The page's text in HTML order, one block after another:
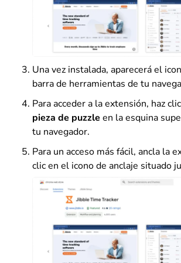
Una vez instalada, aparecerá el
barra de herramientas de tu
Para acceder a la extensión, haz
pieza de puzzle en la esquina
tu navegador.
Para un acceso más fácil, ancla la
clic en el icono de anclaje situado